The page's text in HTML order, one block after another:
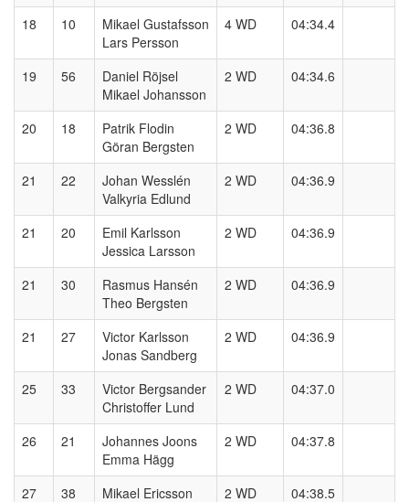
18 10
Mikael Gustafsson
Lars Persson
4 WD 04:34.4
19 56
Daniel Röjsel
Mikael Johansson
2 WD 04:34.6
20 18
Patrik Flodin
Göran Bergsten
2 WD 04:36.8
21 22
Johan Wesslén
Valkyria Edlund
2 WD 04:36.9
21 20
Emil Karlsson
Jessica Larsson
2 WD 04:36.9
21 30
Rasmus Hansén
Theo Bergsten
2 WD 04:36.9
21 27
Victor Karlsson
Jonas Sandberg
2 WD 04:36.9
25 33
Victor Bergsander
Christoffer Lund
2 WD 04:37.0
26 21
Johannes Joons
Emma Hägg
2 WD 04:37.8
27 38 Mikael Ericsson 2 WD 04:38.5